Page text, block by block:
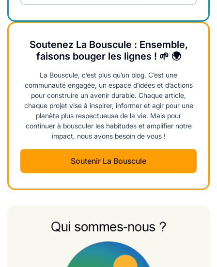
Soutenez La Bouscule : Ensemble,
faisons bouger les lignes ! 🌱 🌍
La Bouscule, c’est plus qu’un blog. C’est une
communauté engagée, un espace d’idées et d’actions
pour construire un avenir durable. Chaque article,
chaque projet vise à inspirer, informer et agir pour une
planète plus respectueuse de la vie. Mais pour
continuer à bousculer les habitudes et amplifier notre
impact, nous avons besoin de vous !
Soutenir La Bouscule